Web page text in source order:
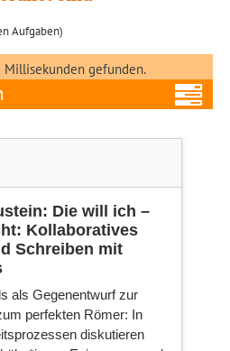
Aufgaben)
Millisekunden gefunden.
Die will ich –
Kollaboratives
Schreiben mit
als Gegenentwurf zur
perfekten Römer: In
diskutieren